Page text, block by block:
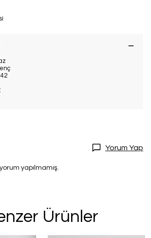
Yorum Yap
yapılmamış.
Ürünler